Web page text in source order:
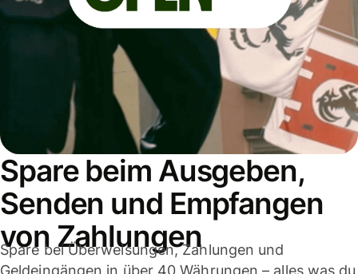
Spare beim Ausgeben,
Senden und Empfangen
von Zahlungen
Spare bei Überweisungen, Zahlungen und
Geldeingängen in über 40 Währungen – alles was du